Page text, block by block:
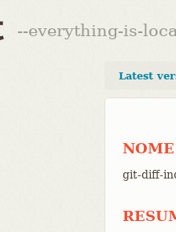
--everything-is-
Latest
NOME
git-diff-